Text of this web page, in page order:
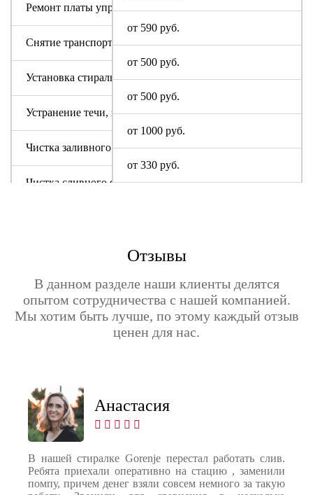
от 590 руб.
от 500 руб.
от 500 руб.
от 1000 руб.
от 330 руб.
Ремонт платы управления или индикации
Снятие транспортировочных болтов
Установка стиральной машины
Устранение течи, засора
Чистка заливного фильтра
Чистка сливного фильтра
Отзывы
В данном разделе наши клиенты делятся
опытом сотрудничества с нашей компанией.
Мы хотим быть лучше, по этому каждый отзыв
ценен для нас.
Анастасия
В нашей стиралке Gorenje перестал работать слив.
Ребята приехали оперативно на стацию , заменили
помпу, причем денег взяли совсем немного за такую